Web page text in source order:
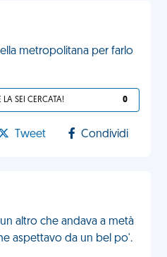
metropolitana per farlo
LA SEI CERCATA! 0
Tweet Condividi
altro che andava a metà
aspettavo da un bel po'.